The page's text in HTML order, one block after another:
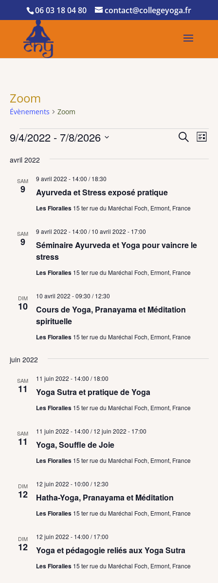
06 03 18 04 80 contact@collegeyoga.fr
Zoom
Évènements Zoom
Évènements Recherche
de
Liste
9/4/2022 - 7/8/2026
une
avril 2022
SAM
9 Ayurveda et Stress exposé pratique
9 avril 2022 - 14:00 /18:30
Les Floralies 15 ter rue du Maréchal Foch, Ermont, France
SAM
9
Séminaire Ayurveda et Yoga pour vaincre le
stress
9 avril 2022 - 14:00 /10 avril 2022 - 17:00
Les Floralies 15 ter rue du Maréchal Foch, Ermont, France
DIM
10
Cours de Yoga, Pranayama et Méditation
spirituelle
10 avril 2022 - 09:30 /12:30
Les Floralies 15 ter rue du Maréchal Foch, Ermont, France
juin 2022
SAM
11 Yoga Sutra et pratique de Yoga
11 juin 2022 - 14:00 /18:00
Les Floralies 15 ter rue du Maréchal Foch, Ermont, France
SAM
11 Yoga, Souffle de Joie
11 juin 2022 - 14:00 /12 juin 2022 - 17:00
Les Floralies 15 ter rue du Maréchal Foch, Ermont, France
DIM
12 Hatha-Yoga, Pranayama et Méditation
12 juin 2022 - 10:00 /12:30
Les Floralies 15 ter rue du Maréchal Foch, Ermont, France
DIM
12 Yoga et pédagogie reliés aux Yoga Sutra
12 juin 2022 - 14:00 /17:00
Les Floralies 15 ter rue du Maréchal Foch, Ermont, France